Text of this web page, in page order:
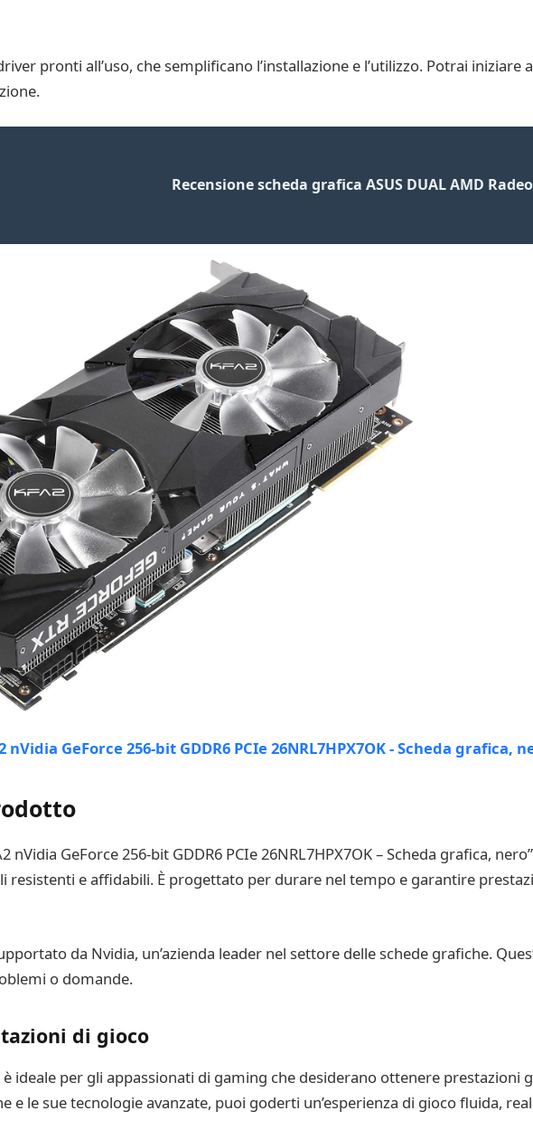
pronti all’uso, che semplificano l’installazione e l’utilizzo. Potrai
Recensione scheda grafica ASUS DUAL AMD
nVidia GeForce 256-bit GDDR6 PCIe 26NRL7HPX7OK – Scheda grafica,
resistenti e affidabili. È progettato per durare nel tempo e garantire
da Nvidia, un’azienda leader nel settore delle schede grafiche.
o domande.
di gioco
ideale per gli appassionati di gaming che desiderano ottenere prestazioni
e le sue tecnologie avanzate, puoi goderti un’esperienza di gioco fluida,